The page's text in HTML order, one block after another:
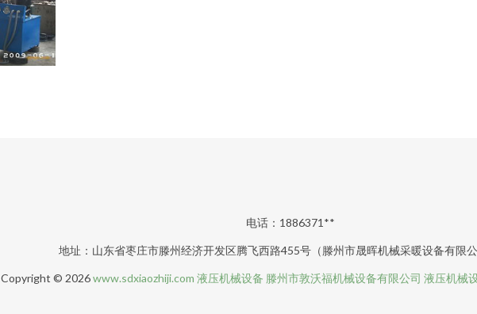
电话：1886371**
地址：山东省枣庄市滕州经济开发区腾飞西路455号（滕州市晟晖机械采暖设备有限公
Copyright © 2026www.sdxiaozhiji.com 液压机械设备 滕州市敦沃福机械设备有限公司 液压机械